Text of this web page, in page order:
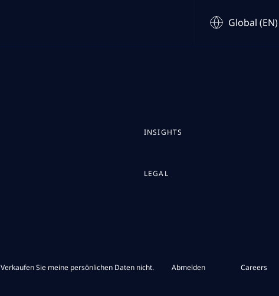
Global (EN)
INSIGHTS
LEGAL
Verkaufen Sie meine persönlichen Daten nicht. Abmelden
Careers